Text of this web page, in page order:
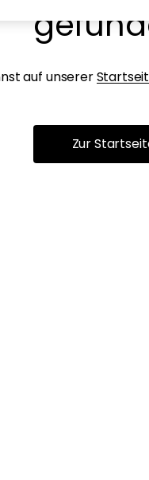
auf unserer
Zur